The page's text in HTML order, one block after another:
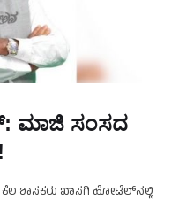
ಮಾಜಿ ಸಂಸದ
ಶಾಸಕರು ಖಾಸಗಿ ಹೋಟೆಲ್‌ನಲ್ಲಿ